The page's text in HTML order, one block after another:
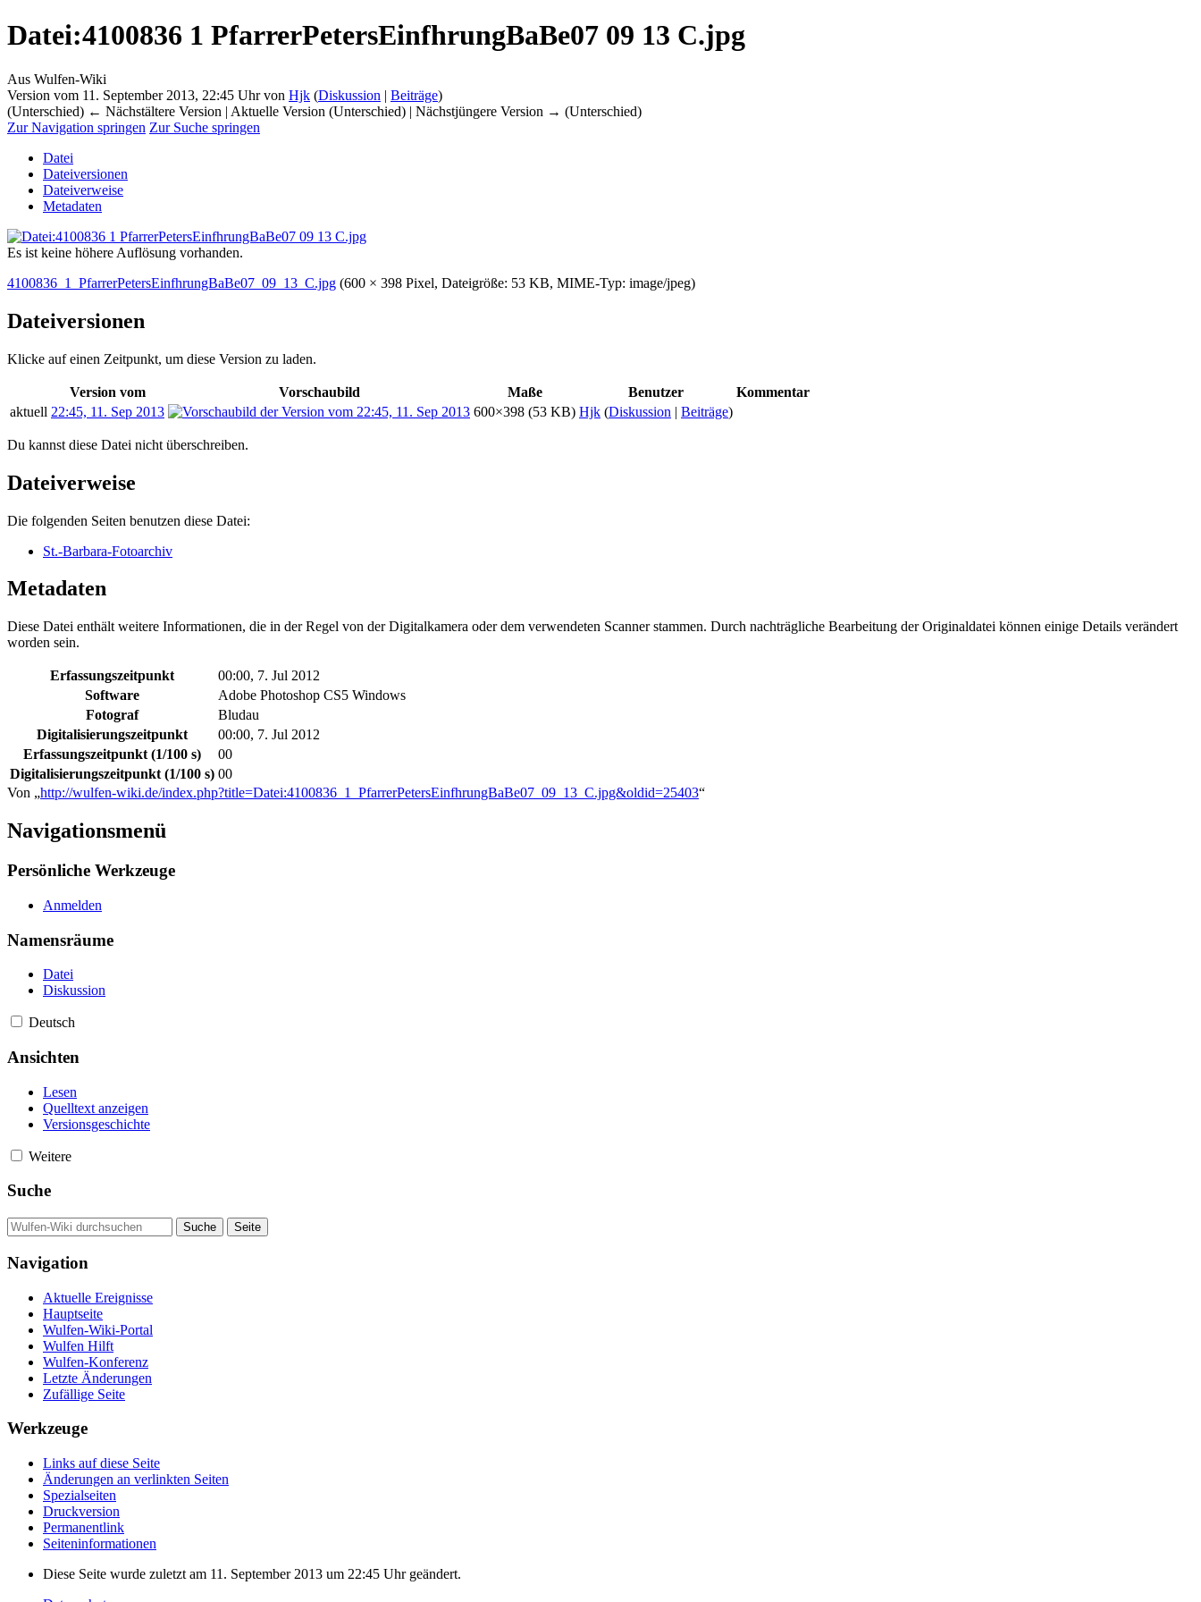
Datei:4100836 1 PfarrerPetersEinfhrungBaBe07 09 13 C.jpg
Aus Wulfen-Wiki
Version vom 11. September 2013, 22:45 Uhr von Hjk (Diskussion | Beiträge)
(Unterschied) ← Nächstältere Version | Aktuelle Version (Unterschied) | Nächstjüngere Version → (Unterschied)
Zur Navigation springen Zur Suche springen
Datei
Dateiversionen
Dateiverweise
Metadaten
Es ist keine höhere Auflösung vorhanden.
4100836_1_PfarrerPetersEinfhrungBaBe07_09_13_C.jpg (600 × 398 Pixel, Dateigröße: 53 KB, MIME-Typ: image/jpeg)
Dateiversionen
Klicke auf einen Zeitpunkt, um diese Version zu laden.
Version vom Vorschaubild Maße Benutzer
Kommentar
aktuell 22:45, 11. Sep 2013 600×398 (53 KB) Hjk (Diskussion | Beiträge)
Du kannst diese Datei nicht überschreiben.
Dateiverweise
Die folgenden Seiten benutzen diese Datei:
St.-Barbara-Fotoarchiv
Metadaten
Diese Datei enthält weitere Informationen, die in der Regel von der Digitalkamera oder dem verwendeten Scanner stammen. Durch nachträgliche Bearbeitung der Originaldatei können einige Details verändert
worden sein.
Erfassungszeitpunkt
00:00, 7. Jul 2012
Software
Adobe Photoshop CS5 Windows
Fotograf
Bludau
Digitalisierungszeitpunkt
00:00, 7. Jul 2012
Erfassungszeitpunkt (1/100 s)
00
Digitalisierungszeitpunkt (1/100 s) 00
Von „http://wulfen-wiki.de/index.php?title=Datei:4100836_1_PfarrerPetersEinfhrungBaBe07_09_13_C.jpg&oldid=25403“
Navigationsmenü
Persönliche Werkzeuge
Anmelden
Namensräume
Datei
Diskussion
Deutsch
Ansichten
Lesen
Quelltext anzeigen
Versionsgeschichte
Weitere
Suche
Navigation
Aktuelle Ereignisse
Hauptseite
Wulfen-Wiki-Portal
Wulfen Hilft
Wulfen-Konferenz
Letzte Änderungen
Zufällige Seite
Werkzeuge
Links auf diese Seite
Änderungen an verlinkten Seiten
Spezialseiten
Druckversion
Permanentlink
Seiten­­informationen
Diese Seite wurde zuletzt am 11. September 2013 um 22:45 Uhr geändert.